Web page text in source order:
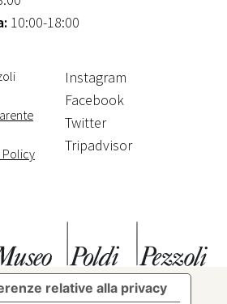
10:00-18:00
Policy
Instagram
Facebook
Twitter
Tripadvisor
relative alla privacy